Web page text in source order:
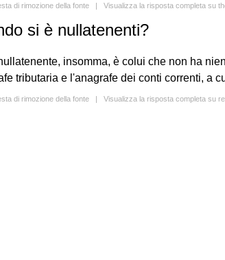
di rimozione della fonte | Visualizza la risposta completa su
si è nullatenenti?
nullatenente, insomma, è colui che non ha
tributaria e l'anagrafe dei conti correnti, a
di rimozione della fonte | Visualizza la risposta completa su